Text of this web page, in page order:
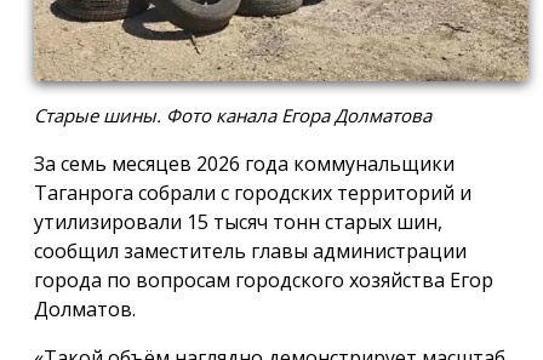
Старые шины. Фото канала Егора Долматова
За семь месяцев 2026 года коммунальщики
Таганрога собрали с городских территорий и
утилизировали 15 тысяч тонн старых шин,
сообщил заместитель главы администрации
города по вопросам городского хозяйства Егор
Долматов.